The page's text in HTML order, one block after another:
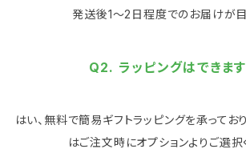
発送後1～2日程度でのお届けが目
Q2. ラッピングはできます
はい、無料で簡易ギフトラッピングを承ってお
はご注文時にオプションよりご選択